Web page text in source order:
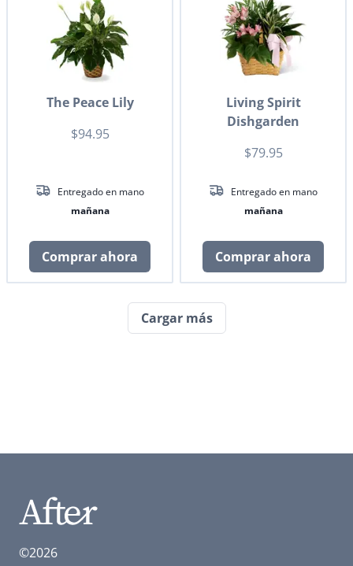
The Peace Lily
$94.95
Entregado en mano
mañana
Comprar ahora
Living Spirit
Dishgarden
$79.95
Entregado en mano
mañana
Comprar ahora
Cargar más
©2026